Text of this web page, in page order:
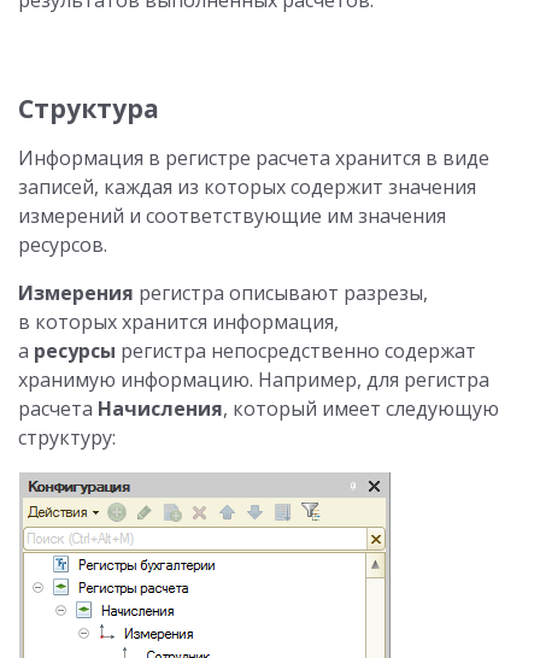
Структура
Информация в регистре расчета хранится в виде
записей, каждая из которых содержит значения
измерений и соответствующие им значения
ресурсов.
Измерения регистра описывают разрезы,
в которых хранится информация,
а ресурсы регистра непосредственно содержат
хранимую информацию. Например, для регистра
расчета Начисления, который имеет следующую
структуру: